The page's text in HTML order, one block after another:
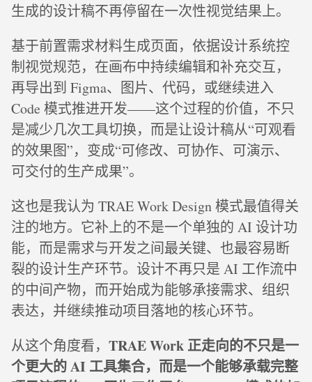
生成的设计稿不再停留在一次性视觉结果上。
基于前置需求材料生成页面，依据设计系统控
制视觉规范，在画布中持续编辑和补充交互，
再导出到 Figma、图片、代码，或继续进入
Code 模式推进开发——这个过程的价值，不只
是减少几次工具切换，而是让设计稿从“可观看
的效果图”，变成“可修改、可协作、可演示、
可交付的生产成果”。
这也是我认为 TRAE Work Design 模式最值得关
注的地方。它补上的不是一个单独的 AI 设计功
能，而是需求与开发之间最关键、也最容易断
裂的设计生产环节。设计不再只是 AI 工作流中
的中间产物，而开始成为能够承接需求、组织
表达，并继续推动项目落地的核心环节。
从这个角度看， TRAE Work 正走向的不只是一
个更大的 AI 工具集合，而是一个能够承载完整